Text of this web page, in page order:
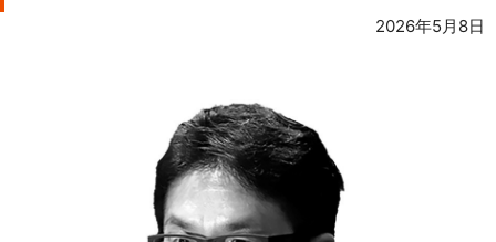
企業の方へ
修了生の方へ
AIITポータル
アクセス
2026年5月8日